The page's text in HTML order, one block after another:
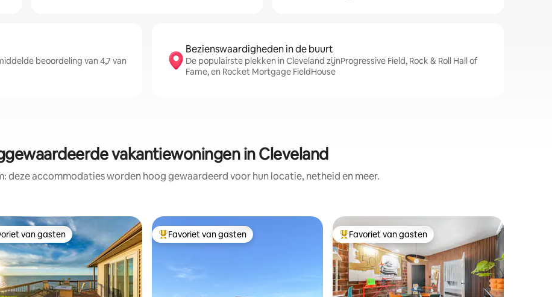
beoordeling van 4,7 van
Bezienswaardigheden in de buurt
De populairste plekken in Cleveland zijnProgressive Field, Rock & Roll Hall of
Fame, en Rocket Mortgage FieldHouse
vakantiewoningen in Cleveland
deze accommodaties worden hoog gewaardeerd voor hun locatie, netheid en meer.
van gasten
van gasten Topfavoriet van gasten
Favoriet van gasten Topfavoriet van gasten
Favoriet van gasten